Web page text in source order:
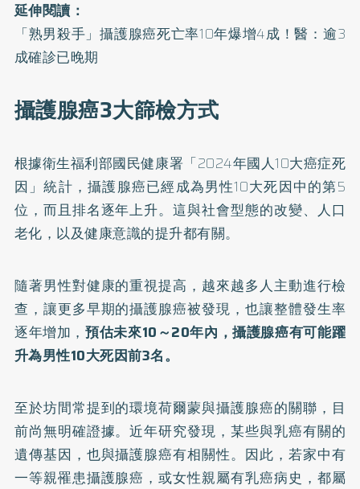
延伸閱讀：
「熟男殺手」攝護腺癌死亡率10年爆增4成！醫：逾3
成確診已晚期
攝護腺癌3大篩檢方式
根據衛生福利部國民健康署「2024年國人10大癌症死
因 」統計，攝護腺癌已經成為男性10大死因中的第5
位，而且排名逐年上升。這與社會型態的改變、人口
老化，以及健康意識的提升都有關。
隨著男性對健康的重視提高，越來越多人主動進行檢
查，讓更多早期的攝護腺癌被發現，也讓整體發生率
逐年增加，預估未來10～20年內，攝護腺癌有可能躍
升為男性10大死因前3名。
至於坊間常提到的環境荷爾蒙與攝護腺癌的關聯，目
前尚無明確證據。近年研究發現，某些與乳癌有關的
遺傳基因，也與攝護腺癌有相關性。因此，若家中有
一等親罹患攝護腺癌，或女性親屬有乳癌病史，都屬